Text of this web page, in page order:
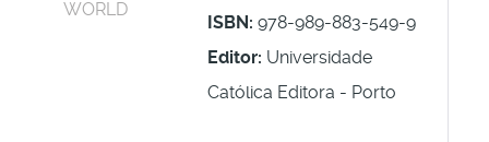
ISBN: 978-989-883-549-9
Editor: Universidade
Católica Editora - Porto